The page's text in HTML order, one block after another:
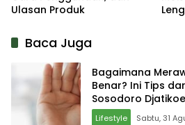
Ulasan Produk
Baca Juga
Bagaimana
Benar? Ini Tips
Sosodoro
Lifestyle Sabtu, 31